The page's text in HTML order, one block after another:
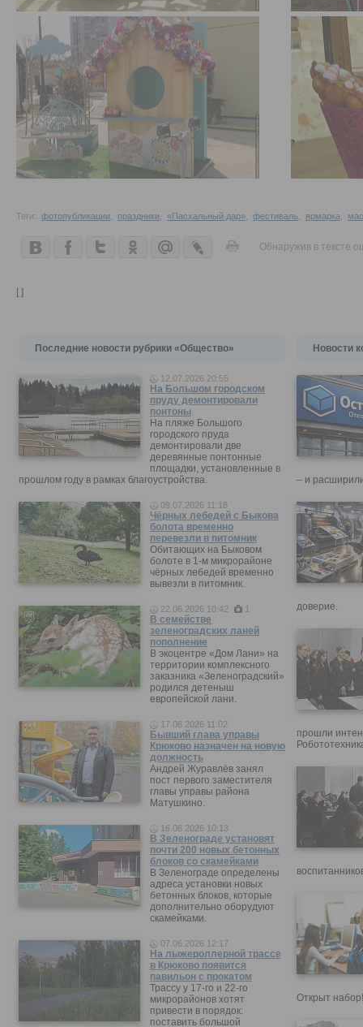
Теги: фотопубликации праздники «Пасхальный дар» фестиваль ярмарка
Обнаружив в тексте
[ ]
Последние новости рубрики «Общество»
12.07.2026 20:55
На Большом городском
пруду демонтировали
понтоны
На пляже Большого
городского пруда
демонтировали две
деревянные понтонные
площадки, установленные в
прошлом году в рамках благоустройства.
09.07.2026 11:18
Чёрных лебедей с Быкова
болота временно
перевезли в питомник
Обитающих на Быковом
болоте в 1-м микрорайоне
чёрных лебедей временно
вывезли в питомник.
22.06.2026 10:42 1
В семействе
зеленоградских ланей
пополнение
В экоцентре «Дом Лани» на
территории комплексного
заказника «Зеленоградский»
родился детеныш
европейской лани.
17.06.2026 11:02
Бывший глава управы
Крюково назначен на новую
должность
Андрей Журавлёв занял
пост первого заместителя
главы управы района
Матушкино.
16.06.2026 10:13
В Зеленограде установят
почти 200 новых бетонных
блоков со скамейками
В Зеленограде определены
адреса установки новых
бетонных блоков, которые
дополнительно оборудуют
скамейками.
07.06.2026 12:17
На лыжероллерной трассе
в Крюково появится
павильон с прокатом
Трассу у 17-го и 22-го
микрорайонов хотят
привести в порядок:
поставить большой
Новости
– и
доверие.
прошли
Открыт набор!